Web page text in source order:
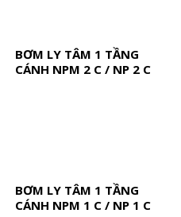
BƠM LY TÂM 1 TẦNG
CÁNH NPM 2 C / NP 2 C
BƠM LY TÂM 1 TẦNG
CÁNH NPM 1 C / NP 1 C